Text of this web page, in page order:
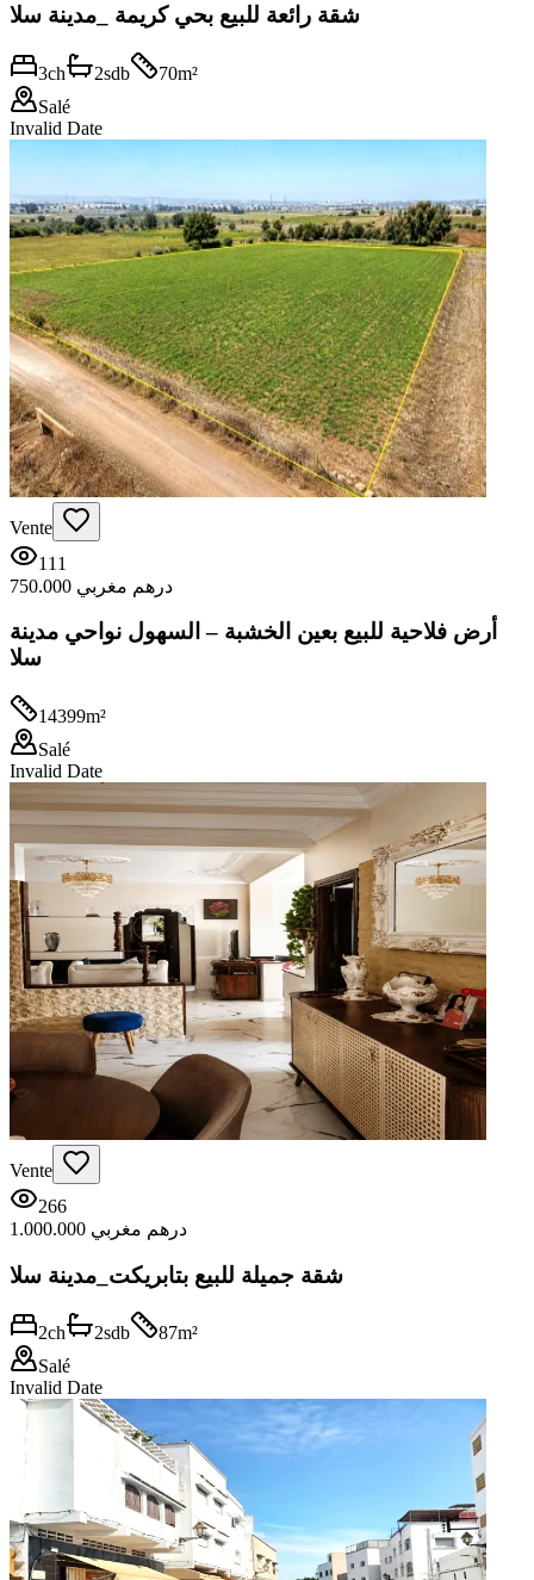
شقة رائعة للبيع بحي كريمة _مدينة سلا
3ch 2sdb 70m²
Salé
Invalid Date
Vente
111
750.000 درهم مغربي
أرض فلاحية للبيع بعين الخشبة – السهول نواحي مدينة
سلا
14399m²
Salé
Invalid Date
Vente
266
1.000.000 درهم مغربي
شقة جميلة للبيع بتابريكت_مدينة سلا
2ch 2sdb 87m²
Salé
Invalid Date